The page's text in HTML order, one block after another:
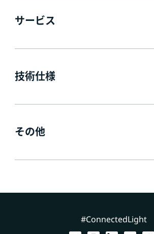
サービス
技術仕様
その他
#ConnectedLight